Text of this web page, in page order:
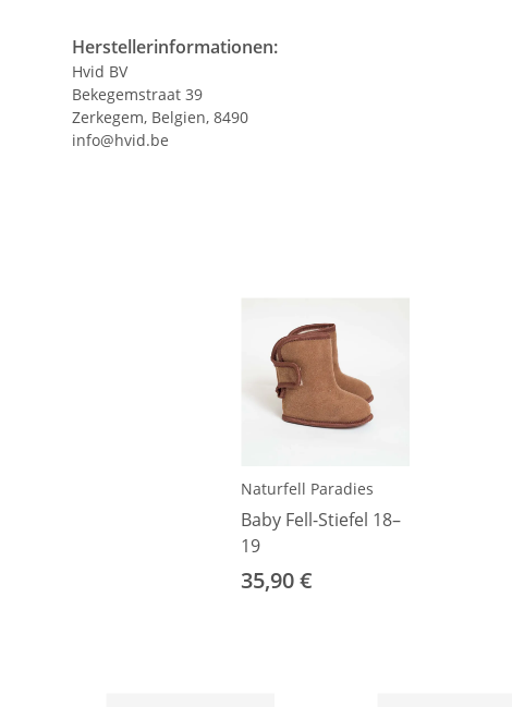
Herstellerinformationen:
Hvid BV
Bekegemstraat 39
Zerkegem, Belgien, 8490
info@hvid.be
Naturfell Paradies
Baby Fell-Stiefel 18–
19
35,90 €